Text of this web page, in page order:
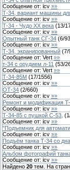
Сообщение от: icv »»
Т-34, вариант машины
Сообщение от: icv »»
Т-34 - Чудо XX века (13/
Сообщение от: icv »»
Опытный танк СГ-34 (6/
Сообщение от: icv »»
Т-34, экранированный (7/
Сообщение от: Vert »»
т-34 с орудием л-11 (53/
Сообщение от: Vert »»
Т-34-85М (17/1556)
Сообщение от: icv »»
ОТ-34 (2/660)
Сообщение от: icv »»
Ремонт и модификация
Сообщение от: icv »»
Т-34-85 с пушкой С-53, (1
Сообщение от: icv »»
"Подъемник для
Сообщение от: icv »»
Подъём танка Т-34 со
Сообщение от: icv »»
Альбом фотографий
Сообщение от: icv »»
Найдено 20 тем. На